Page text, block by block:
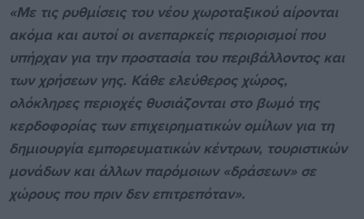
«Με τις ρυθμίσεις του νέου χωροταξικού αίρονται
ακόμα και αυτοί οι ανεπαρκείς περιορισμοί που
υπήρχαν για την προστασία του περιβάλλοντος και
των χρήσεων γης. Κάθε ελεύθερος χώρος,
ολόκληρες περιοχές θυσιάζονται στο βωμό της
κερδοφορίας των επιχειρηματικών ομίλων για τη
δημιουργία εμπορευματικών κέντρων, τουριστικών
μονάδων και άλλων παρόμοιων «δράσεων» σε
χώρους που πριν δεν επιτρεπόταν».